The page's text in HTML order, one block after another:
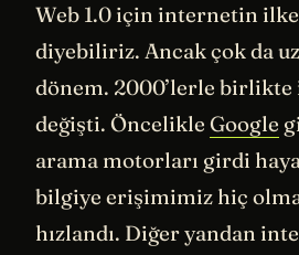
Web 1.0 için internetin
diyebiliriz. Ancak çok da
dönem. 2000’lerle birlikte
değişti. Öncelikle Google
arama motorları girdi
bilgiye erişimimiz hiç
hızlandı. Diğer yandan